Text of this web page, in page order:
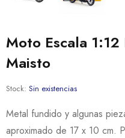
Moto Escala
Maisto
Stock: Sin existencias
Metal fundido y algunas
aproximado de 17 x 10 cm.